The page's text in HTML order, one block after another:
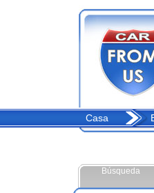
Casa
Búsqueda